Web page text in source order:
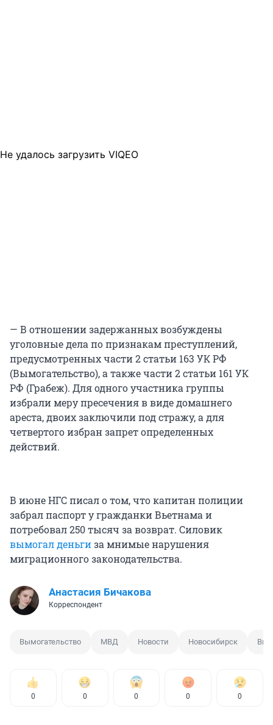
Не удалось загрузить VIQEO
— В отношении задержанных возбуждены
уголовные дела по признакам преступлений,
предусмотренных части 2 статьи 163 УК РФ
(Вымогательство), а также части 2 статьи 161 УК
РФ (Грабеж). Для одного участника группы
избрали меру пресечения в виде домашнего
ареста, двоих заключили под стражу, а для
четвертого избран запрет определенных
действий.
В июне НГС писал о том, что капитан полиции
забрал паспорт у гражданки Вьетнама и
потребовал 250 тысяч за возврат. Силовик
вымогал деньгиза мнимые нарушения
миграционного законодательства.
Анастасия Бичакова
Корреспондент
Вымогательство МВД Новости Новосибирск
0 0 0 0 0